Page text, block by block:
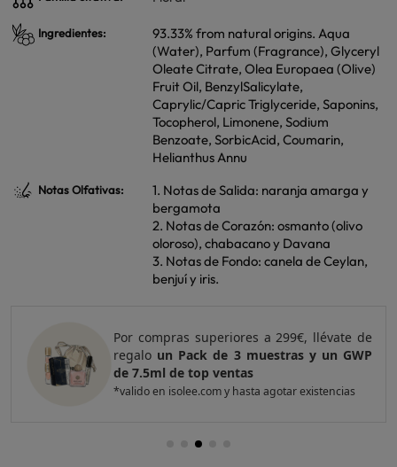
Ingredientes:
93.33% from natural origins. Aqua
(Water), Parfum (Fragrance), Glyceryl
Oleate Citrate, Olea Europaea (Olive)
Fruit Oil, BenzylSalicylate,
Caprylic/Capric Triglyceride, Saponins,
Tocopherol, Limonene, Sodium
Benzoate, SorbicAcid, Coumarin,
Helianthus Annu
Notas Olfativas:
1. Notas de Salida: naranja amarga y
bergamota
2. Notas de Corazón: osmanto (olivo
oloroso), chabacano y Davana
3. Notas de Fondo: canela de Ceylan,
benjuí y iris.
Por compras superiores a 420€, llévate de
regalo un Pack de 4 muestras y 2 GWP de
top ventas
*valido en isolee.com y hasta agotar existencias